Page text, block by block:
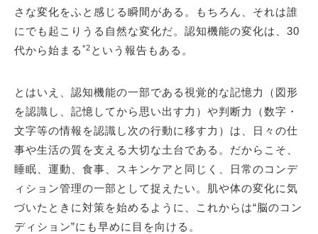
さな変化をふと感じる瞬間がある。もちろん、それは誰
にでも起こりうる自然な変化だ。認知機能の変化は、30
代から始まる *2 という報告もある。
とはいえ、認知機能の一部である視覚的な記憶力（図形
を認識し、記憶してから思い出す力）や判断力（数字・
文字等の情報を認識し次の行動に移す力）は、日々の仕
事や生活の質を支える大切な土台である。だからこそ、
睡眠、運動、食事、スキンケアと同じく、日常のコンデ
ィション管理の一部として捉えたい。肌や体の変化に気
づいたときに対策を始めるように、これからは“脳のコン
ディション”にも早めに目を向ける。